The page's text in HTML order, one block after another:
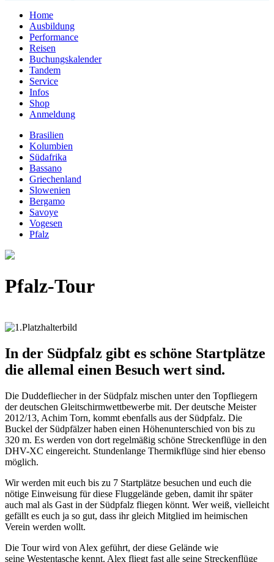
Home
Ausbildung
Performance
Reisen
Buchungskalender
Tandem
Service
Infos
Shop
Anmeldung
Brasilien
Kolumbien
Südafrika
Bassano
Griechenland
Slowenien
Bergamo
Savoye
Vogesen
Pfalz
Pfalz-Tour
In der Südpfalz gibt es schöne Startplätze
die allemal einen Besuch wert sind.
Die Duddefliecher in der Südpfalz mischen unter den Topfliegern
der deutschen Gleitschirmwettbewerbe mit. Der deutsche Meister
2012/13, Achim Torn, kommt ebenfalls aus der Südpfalz. Die
Buckel der Südpfälzer haben einen Höhenunterschied von bis zu
320 m. Es werden von dort regelmäßig schöne Streckenflüge in den
DHV-XC eingereicht. Stundenlange Thermikflüge sind hier ebenso
möglich.
Wir werden mit euch bis zu 7 Startplätze besuchen und euch die
nötige Einweisung für diese Fluggelände geben, damit ihr später
auch mal als Gast in der Südpfalz fliegen könnt. Wer weiß, vielleicht
gefällt es euch ja so gut, dass ihr gleich Mitglied im heimischen
Verein werden wollt.
Die Tour wird von Alex geführt, der diese Gelände wie
seine Westentasche kennt. Alex fliegt fast alle seine Streckenflüge